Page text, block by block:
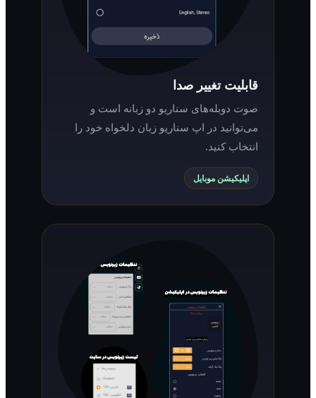
قابلیت تغییر صدا
صوت دوبله‌های سناریو دو زبانه است و
می‌توانید در اپ سناریو زبان دلخواه خود را
انتخاب کنید.
اپلیکیشن موبایل